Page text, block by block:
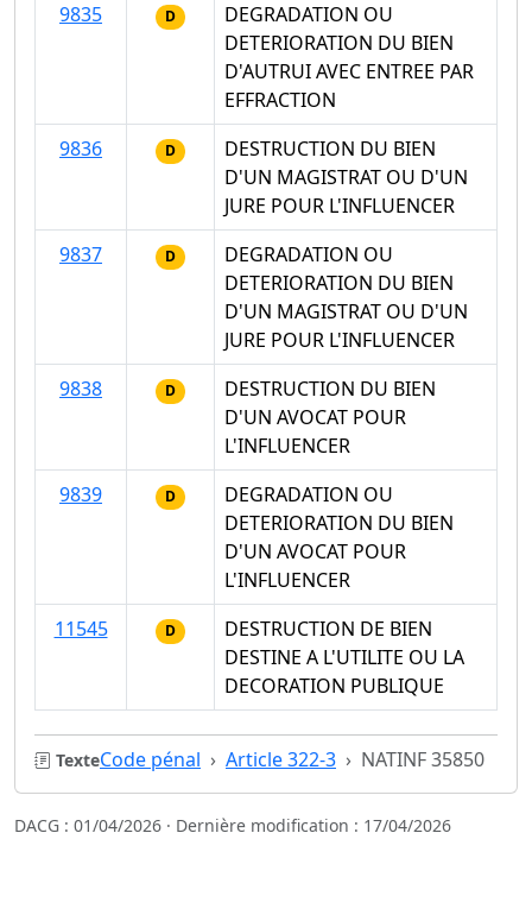
9835
D
DEGRADATION OU
DETERIORATION DU BIEN
D'AUTRUI AVEC ENTREE PAR
EFFRACTION
9836
D
DESTRUCTION DU BIEN
D'UN MAGISTRAT OU D'UN
JURE POUR L'INFLUENCER
9837
D
DEGRADATION OU
DETERIORATION DU BIEN
D'UN MAGISTRAT OU D'UN
JURE POUR L'INFLUENCER
9838
D
DESTRUCTION DU BIEN
D'UN AVOCAT POUR
L'INFLUENCER
9839
D
DEGRADATION OU
DETERIORATION DU BIEN
D'UN AVOCAT POUR
L'INFLUENCER
11545
D
DESTRUCTION DE BIEN
DESTINE A L'UTILITE OU LA
DECORATION PUBLIQUE
TexteCode pénal Article 322-3 NATINF 35850
DACG : 01/04/2026 · Dernière modification : 17/04/2026